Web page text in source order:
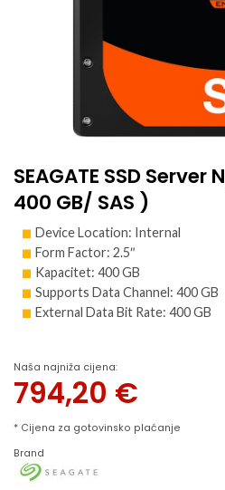
SEAGATE SSD
400 GB/ SAS )
Device Location: Internal
Form Factor: 2.5″
Kapacitet: 400 GB
Supports Data Channel: 400 GB
External Data Bit Rate: 400 GB
Naša najniža cijena:
794,20 €
* Cijena za gotovinsko plaćanje
Brand